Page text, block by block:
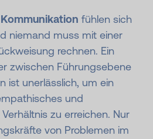
fühlen sich
niemand muss mit einer
rechnen. Ein
zwischen Führungsebene
ist unerlässlich, um ein
und
zu erreichen. Nur
von Problemen im